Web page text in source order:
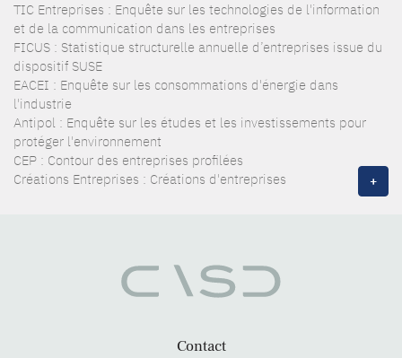
TIC Entreprises : Enquête sur les technologies de l'information
et de la communication dans les entreprises
FICUS : Statistique structurelle annuelle d’entreprises issue du
dispositif SUSE
EACEI : Enquête sur les consommations d'énergie dans
l'industrie
Antipol : Enquête sur les études et les investissements pour
protéger l'environnement
CEP : Contour des entreprises profilées
Créations Entreprises : Créations d'entreprises
+
Contact